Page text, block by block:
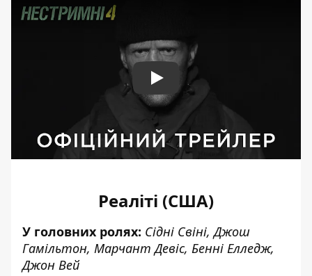
Play
Реаліті (США)
У головних ролях: Сідні Свіні, Джош
Гамільтон, Марчант Девіс, Бенні Елледж,
Джон Вей